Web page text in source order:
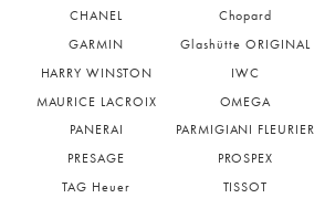
CHANEL
Chopard
GARMIN
Glashütte ORIGINAL
HARRY WINSTON
IWC
MAURICE LACROIX
OMEGA
PANERAI
PARMIGIANI FLEURIER
PRESAGE
PROSPEX
TAG Heuer
TISSOT